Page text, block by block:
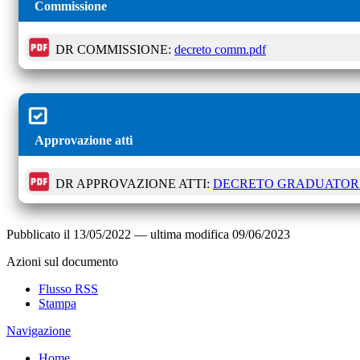
Commissione
DR COMMISSIONE: decreto comm.pdf
Approvazione atti
DR APPROVAZIONE ATTI: DECRETO
Pubblicato il 13/05/2022 — ultima modifica 09/06/2023
Azioni sul documento
Flusso RSS
Stampa
Navigazione